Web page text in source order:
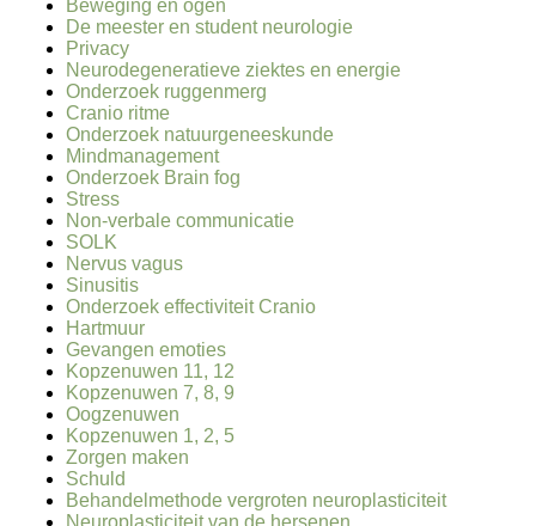
Beweging en ogen
De meester en student neurologie
Privacy
Neurodegeneratieve ziektes en energie
Onderzoek ruggenmerg
Cranio ritme
Onderzoek natuurgeneeskunde
Mindmanagement
Onderzoek Brain fog
Stress
Non-verbale communicatie
SOLK
Nervus vagus
Sinusitis
Onderzoek effectiviteit Cranio
Hartmuur
Gevangen emoties
Kopzenuwen 11, 12
Kopzenuwen 7, 8, 9
Oogzenuwen
Kopzenuwen 1, 2, 5
Zorgen maken
Schuld
Behandelmethode vergroten neuroplasticiteit